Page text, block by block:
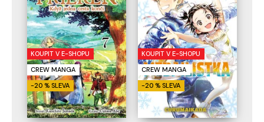
KOUPIT V E-SHOPU
CREW MANGA
-20 % SLEVA
KOUPIT V E-SHOPU
CREW MANGA
-20 % SLEVA